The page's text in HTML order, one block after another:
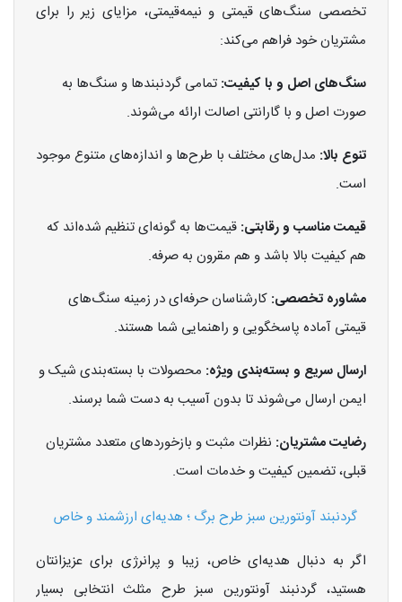
تخصصی سنگ‌های قیمتی و نیمه‌قیمتی، مزایای زیر را برای
مشتریان خود فراهم می‌کند:
سنگ‌های اصل و با کیفیت: تمامی گردنبندها و سنگ‌ها به
صورت اصل و با گارانتی اصالت ارائه می‌شوند.
تنوع بالا: مدل‌های مختلف با طرح‌ها و اندازه‌های متنوع موجود
است.
قیمت مناسب و رقابتی: قیمت‌ها به گونه‌ای تنظیم شده‌اند که
هم کیفیت بالا باشد و هم مقرون به صرفه.
مشاوره تخصصی: کارشناسان حرفه‌ای در زمینه سنگ‌های
قیمتی آماده پاسخگویی و راهنمایی شما هستند.
ارسال سریع و بسته‌بندی ویژه: محصولات با بسته‌بندی شیک و
ایمن ارسال می‌شوند تا بدون آسیب به دست شما برسند.
رضایت مشتریان: نظرات مثبت و بازخوردهای متعدد مشتریان
قبلی، تضمین کیفیت و خدمات است.
گردنبند آونتورین سبز طرح برگ ؛ هدیه‌ای ارزشمند و خاص
اگر به دنبال هدیه‌ای خاص، زیبا و پرانرژی برای عزیزانتان
هستید، گردنبند آونتورین سبز طرح مثلث انتخابی بسیار